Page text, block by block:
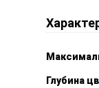
Глубина